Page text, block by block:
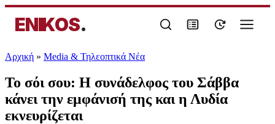
ENIKOS.
Αρχική » Media & Τηλεοπτικά Νέα
Το σόι σου: Η συνάδελφος του Σάββα
κάνει την εμφάνισή της και η Λυδία
εκνευρίζεται